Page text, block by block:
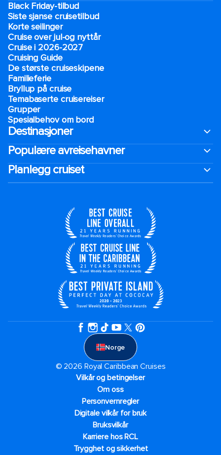
Black Friday-tilbud
Siste sjanse cruisetilbud
Korte seilinger
Cruise over jul-og nyttår
Cruise i 2026-2027
Cruising Guide
De største cruiseskipene
Familieferie
Bryllup på cruise
Temabaserte cruisereiser
Grupper
Spesialbehov om bord
Destinasjoner
Populære avreisehavner
Planlegg cruiset
Norge
© 2026 Royal Caribbean Cruises
Vilkår og betingelser
Om oss
Personvernregler
Digitale vilkår for bruk
Bruksvilkår
Karriere hos RCL
Trygghet og sikkerhet​